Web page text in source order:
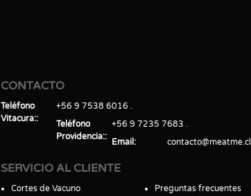
CONTACTO
Teléfono
Vitacura:
+56 9 7538 6016
Teléfono
Providencia:
+56 9 7235 7683
Email
contacto@meatme.cl
SERVICIO AL CLIENTE
Cortes de Vacuno Preguntas frecuentes